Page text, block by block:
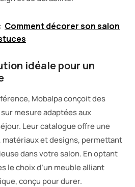
Comment décorer son salon
idéale pour un
Mobalpa conçoit des
mesure adaptées aux
Leur catalogue offre une
matériaux et designs, permettant
dans votre salon. En optant
le choix d’un meuble alliant
conçu pour durer.